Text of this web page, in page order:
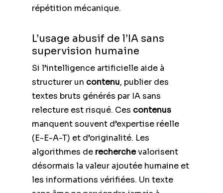
répétition mécanique.
L’usage abusif de l’IA sans
supervision humaine
Si l’intelligence artificielle aide à
structurer un contenu, publier des
textes bruts générés par IA sans
relecture est risqué. Ces contenus
manquent souvent d’expertise réelle
(E-E-A-T) et d’originalité. Les
algorithmes de recherchevalorisent
désormais la valeur ajoutée humaine et
les informations vérifiées. Un texte